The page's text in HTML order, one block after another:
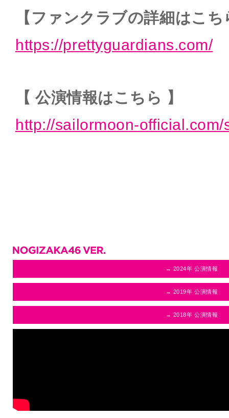
【ファンクラブの詳細はこち
https://prettyguardians.com/
【 公演情報はこちら 】
http://sailormoon-
→ 2024年 公演情報
→ 2019年 公演情報
→ 2018年 公演情報